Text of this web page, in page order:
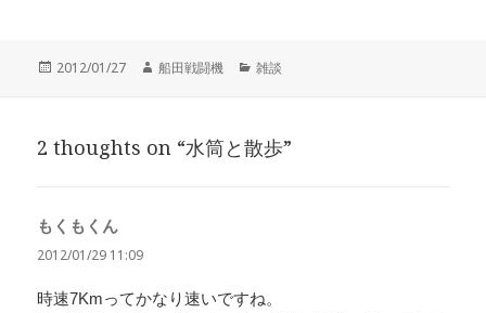
投
2012/01/27
作
船田戦闘機
カ
ー
雑談
2 thoughts on “水筒と散歩”
もくもくん
り:
2012/01/29 11:09
時速7Kmってかなり速いですね。